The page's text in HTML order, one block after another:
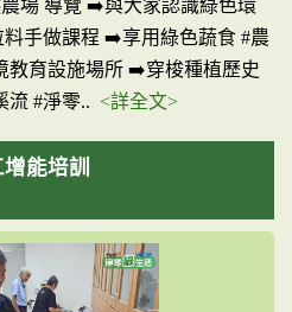
場 導覽 ➡️與大家認識綠色環
手做課程 ➡️享用綠色蔬食 #農
教育設施場所 ➡️穿梭種植歷史
流 #淨零.. <詳全文>
能培訓